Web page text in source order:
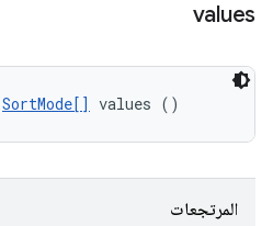
values
SortMode[] values ()
المرتجعات